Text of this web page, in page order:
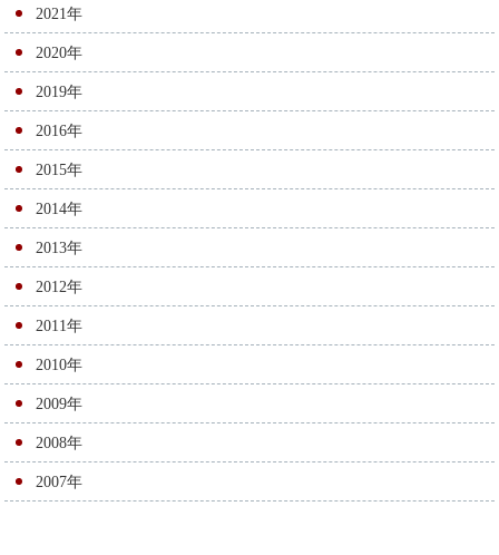
シ
ョ
ン
2021年
2020年
2019年
2016年
2015年
2014年
2013年
2012年
2011年
2010年
2009年
2008年
2007年